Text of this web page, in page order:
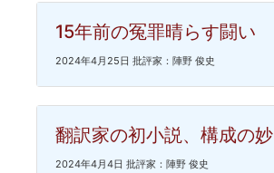
15年前の冤罪晴らす闘い
2024年4月25日 批評家：陣野 俊史
翻訳家の初小説、構成の妙
2024年4月4日 批評家：陣野 俊史